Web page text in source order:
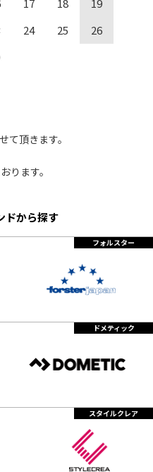
17 18
19
24 25
26
て頂きます。
ります。
ドから探す
フォルスター
ドメティック
スタイルクレア